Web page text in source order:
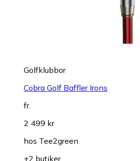
Golfklubbor
Cobra Golf Baffler Irons
fr.
2 499 kr
hos Tee2green
+2 butiker